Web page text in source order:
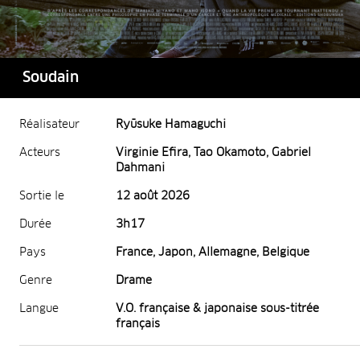
Soudain
Réalisateur Ryūsuke Hamaguchi
Acteurs
Virginie Efira, Tao Okamoto, Gabriel
Dahmani
Sortie le 12 août 2026
Durée 3h17
Pays France, Japon, Allemagne, Belgique
Genre Drame
Langue
V.O. française & japonaise sous-titrée
français